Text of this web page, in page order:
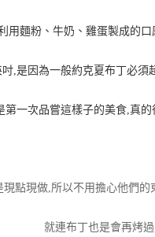
用麵粉、牛奶、雞蛋製成的
,是因為一般約克夏布丁必須
第一次品嘗這樣子的美食,真
現點現做,所以不用擔心他們
就連布丁也是會再烤